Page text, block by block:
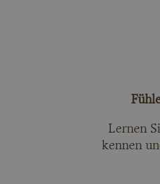
Lernen
kennen